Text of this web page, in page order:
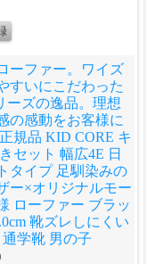
ーファー。ワイズ
すいにこだわった
ーズの逸品。理想
の感動をお客様に
規品 KID CORE キ
セット 幅広4E 日
タイプ 足馴染みの
ー×オリジナルモー
ローファー ブラッ
靴ズレしにくい
学靴 男の子